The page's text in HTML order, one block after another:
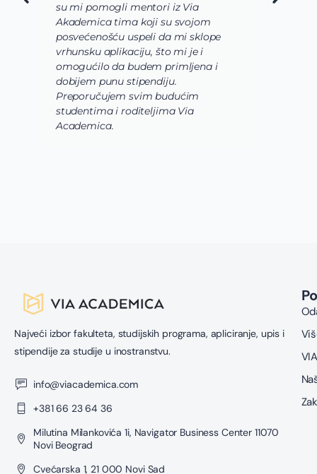
su mi pomogli mentori iz Via
Akademica tima koji su svojom
posvećenošću uspeli da mi sklope
vrhunsku aplikaciju, što mi je i
omogućilo da budem primljena i
dobijem punu stipendiju.
Preporučujem svim budućim
studentima i roditeljima Via
Academica.
Najveći izbor fakulteta, studijskih programa, apliciranje, upis i
stipendije za studije u inostranstvu.
info@viacademica.com
+381 66 23 64 36
Milutina Milankovića 1i, Navigator Business Center 11070
Novi Beograd
Cvećarska 1, 21 000 Novi Sad